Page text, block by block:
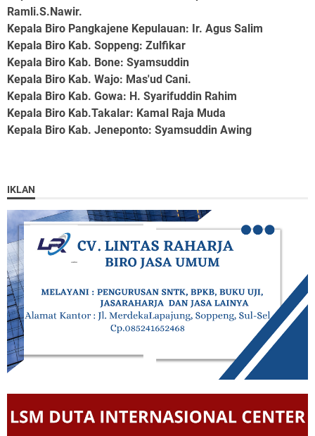
Ramli.S.Nawir.
Kepala Biro Pangkajene Kepulauan: Ir. Agus Salim
Kepala Biro Kab. Soppeng: Zulfikar
Kepala Biro Kab. Bone: Syamsuddin
Kepala Biro Kab. Wajo: Mas'ud Cani.
Kepala Biro Kab. Gowa: H. Syarifuddin Rahim
Kepala Biro Kab.Takalar: Kamal Raja Muda
Kepala Biro Kab. Jeneponto: Syamsuddin Awing
IKLAN